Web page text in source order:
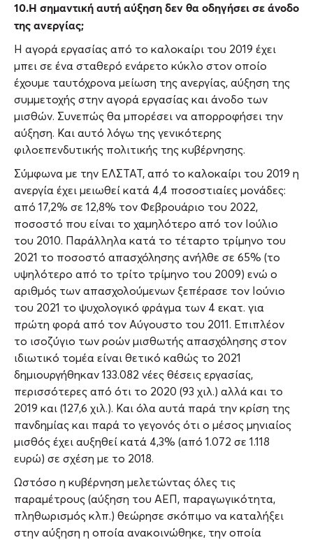
10.Η σημαντική αυτή αύξηση δεν θα οδηγήσει σε άνοδο
της ανεργίας;
Η αγορά εργασίας από το καλοκαίρι του 2019 έχει
μπει σε ένα σταθερό ενάρετο κύκλο στον οποίο
έχουμε ταυτόχρονα μείωση της ανεργίας, αύξηση της
συμμετοχής στην αγορά εργασίας και άνοδο των
μισθών. Συνεπώς θα μπορέσει να απορροφήσει την
αύξηση. Και αυτό λόγω της γενικότερης
φιλοεπενδυτικής πολιτικής της κυβέρνησης.
Σύμφωνα με την ΕΛΣΤΑΤ, από το καλοκαίρι του 2019 η
ανεργία έχει μειωθεί κατά 4,4 ποσοστιαίες μονάδες:
από 17,2% σε 12,8% τον Φεβρουάριο του 2022,
ποσοστό που είναι το χαμηλότερο από τον Ιούλιο
του 2010. Παράλληλα κατά το τέταρτο τρίμηνο του
2021 το ποσοστό απασχόλησης ανήλθε σε 65% (το
υψηλότερο από το τρίτο τρίμηνο του 2009) ενώ ο
αριθμός των απασχολούμενων ξεπέρασε τον Ιούνιο
του 2021 το ψυχολογικό φράγμα των 4 εκατ. για
πρώτη φορά από τον Αύγουστο του 2011. Επιπλέον
το ισοζύγιο των ροών μισθωτής απασχόλησης στον
ιδιωτικό τομέα είναι θετικό καθώς το 2021
δημιουργήθηκαν 133.082 νέες θέσεις εργασίας,
περισσότερες από ότι το 2020 (93 χιλ.) αλλά και το
2019 και (127,6 χιλ.). Και όλα αυτά παρά την κρίση της
πανδημίας και παρά το γεγονός ότι ο μέσος μηνιαίος
μισθός έχει αυξηθεί κατά 4,3% (από 1.072 σε 1.118
ευρώ) σε σχέση με το 2018.
Ωστόσο η κυβέρνηση μελετώντας όλες τις
παραμέτρους (αύξηση του ΑΕΠ, παραγωγικότητα,
πληθωρισμός κλπ.) θεώρησε σκόπιμο να καταλήξει
στην αύξηση η οποία ανακοινώθηκε, την οποία